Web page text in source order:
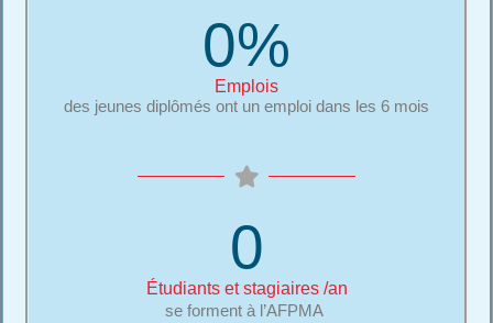
Emplois
0%
des jeunes diplômés ont un emploi dans les 6 mois
Étudiants et stagiaires /an
0
se forment à l’AFPMA